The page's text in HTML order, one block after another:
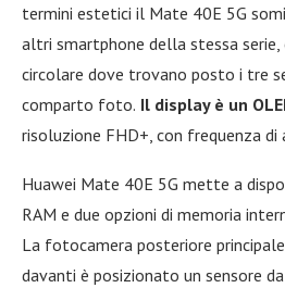
termini estetici il Mate 40E 5G
altri smartphone della stessa
circolare dove trovano posto i tre
comparto foto. Il display è un
risoluzione FHD+, con frequenza
Huawei Mate 40E 5G mette a
RAM e due opzioni di memoria
La fotocamera posteriore
davanti è posizionato un sensore